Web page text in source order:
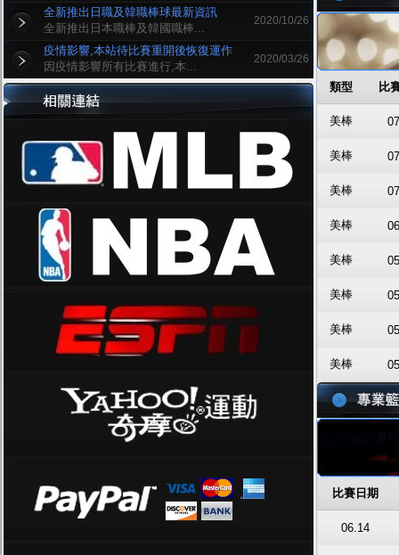
全新推出日職及韓職棒球最新資訊
全新推出日本職棒及韓國職棒...
2020/10/26
疫情影響,本站待比賽重開後恢復運作
因疫情影響所有比賽進行,本...
2020/03/26
類型 比
美棒
美棒
美棒
美棒
美棒
美棒
美棒
美棒
比賽日期
06.14